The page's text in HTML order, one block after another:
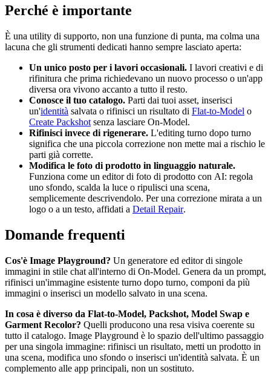
Perché è importante
È una utility di supporto, non una funzione di punta, ma colma una
lacuna che gli strumenti dedicati hanno sempre lasciato aperta:
Un unico posto per i lavori occasionali. I lavori creativi e di
rifinitura che prima richiedevano un nuovo processo o un'app
diversa ora vivono accanto a tutto il resto.
Conosce il tuo catalogo. Parti dai tuoi asset, inserisci
un'identità salvata o rifinisci un risultato di Flat-to-Model o
Create Packshot senza lasciare On-Model.
Rifinisci invece di rigenerare. L'editing turno dopo turno
significa che una piccola correzione non mette mai a rischio le
parti già corrette.
Modifica le foto di prodotto in linguaggio naturale.
Funziona come un editor di foto di prodotto con AI: regola
uno sfondo, scalda la luce o ripulisci una scena,
semplicemente descrivendolo. Per una correzione mirata a un
logo o a un testo, affidati a Detail Repair.
Domande frequenti
Cos'è Image Playground? Un generatore ed editor di singole
immagini in stile chat all'interno di On-Model. Genera da un prompt,
rifinisci un'immagine esistente turno dopo turno, componi da più
immagini o inserisci un modello salvato in una scena.
In cosa è diverso da Flat-to-Model, Packshot, Model Swap e
Garment Recolor? Quelli producono una resa visiva coerente su
tutto il catalogo. Image Playground è lo spazio dell'ultimo passaggio
per una singola immagine: rifinisci un risultato, metti un prodotto in
una scena, modifica uno sfondo o inserisci un'identità salvata. È un
complemento alle app principali, non un sostituto.